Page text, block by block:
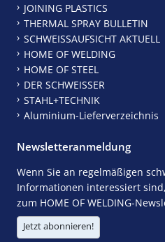
JOINING PLASTICS
THERMAL SPRAY BULLETIN
SCHWEISSAUFSICHT AKTUELL
HOME OF WELDING
HOME OF STEEL
DER SCHWEISSER
STAHL+TECHNIK
Aluminium-Lieferverzeichnis
Newsletteranmeldung
Wenn Sie an regelmäßigen
Informationen interessiert
zum HOME OF WELDING-
Jetzt abonnieren!